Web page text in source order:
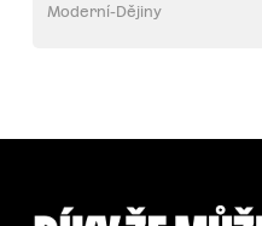
Moderní-Dějiny